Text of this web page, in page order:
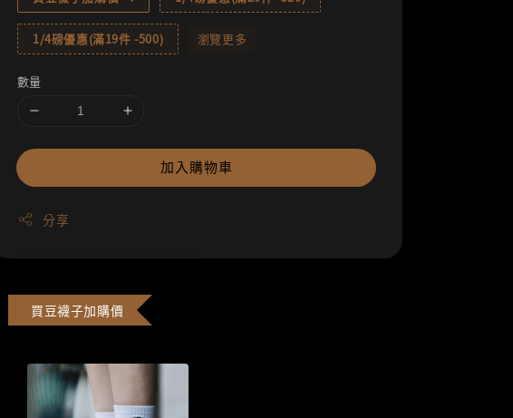
1/4磅優惠(滿19件 -500) 瀏覽更多
數量
加入購物車
分享
買豆襪子加購價